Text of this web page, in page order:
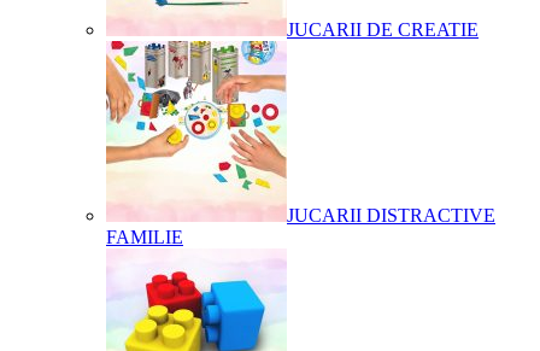
JUCARII DE CREATIE
JUCARII DISTRACTIVE
FAMILIE